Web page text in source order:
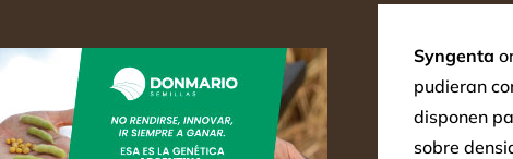
Syngenta
pudieran
disponen
sobre